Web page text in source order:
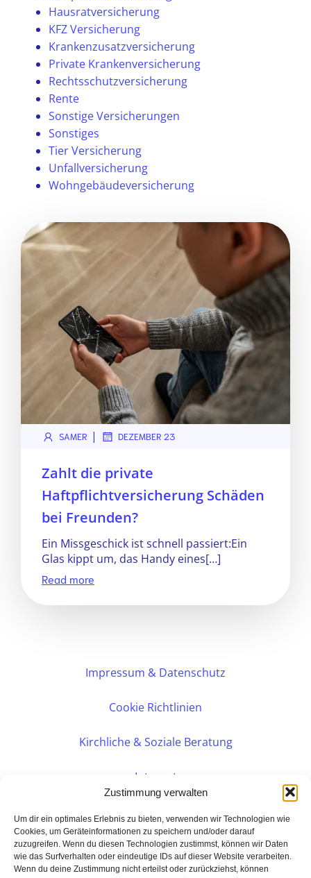
Zustimmung verwalten
Um dir ein optimales Erlebnis zu bieten, verwenden wir Technologien wie
Cookies, um Geräteinformationen zu speichern und/oder darauf
zuzugreifen. Wenn du diesen Technologien zustimmst, können wir Daten
wie das Surfverhalten oder eindeutige IDs auf dieser Website verarbeiten.
Wenn du deine Zustimmung nicht erteilst oder zurückziehst, können
Hausratversicherung
KFZ Versicherung
Krankenzusatzversicherung
Private Krankenversicherung
Rechtsschutzversicherung
Rente
Sonstige Versicherungen
Sonstiges
Tier Versicherung
Unfallversicherung
Wohngebäudeversicherung
SAMER | DEZEMBER 23
Zahlt die private
Haftpflichtversicherung Schäden
bei Freunden?
Ein Missgeschick ist schnell passiert:Ein
Glas kippt um, das Handy eines[…]
Read more
Impressum & Datenschutz
Cookie Richtlinien
Kirchliche & Soziale Beratung
Intranet
PERSÖNLICHE BERATUNG